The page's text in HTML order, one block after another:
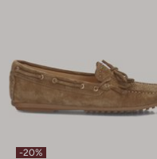
-20%